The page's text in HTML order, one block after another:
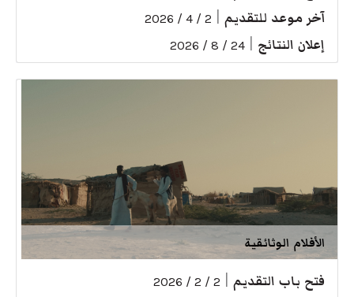
آخر موعد للتقديم 2 / 4 / 2026
إعلان النتائج 24 / 8 / 2026
الأفلام الوثائقية
فتح باب التقديم 2 / 2 / 2026